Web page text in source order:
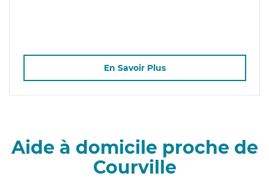
En Savoir Plus
Aide à domicile proche de
Courville